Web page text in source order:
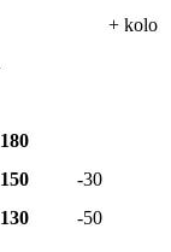
+ kolo
180
150
-30
130 -50